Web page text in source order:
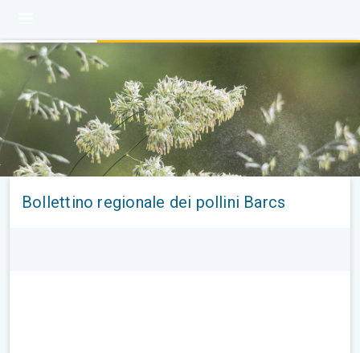
Bollettino regionale dei pollini Barcs